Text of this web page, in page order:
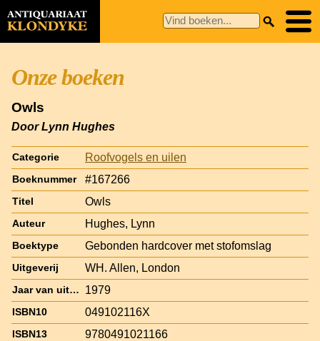
Onze boeken
Owls
Door Lynn Hughes
Categorie Roofvogels en uilen
Boeknummer #167266
Titel Owls
Auteur Hughes, Lynn
Boektype Gebonden hardcover met stofomslag
Uitgeverij WH. Allen, London
Jaar van uitgave 1979
ISBN10 049102116X
ISBN13 9780491021166